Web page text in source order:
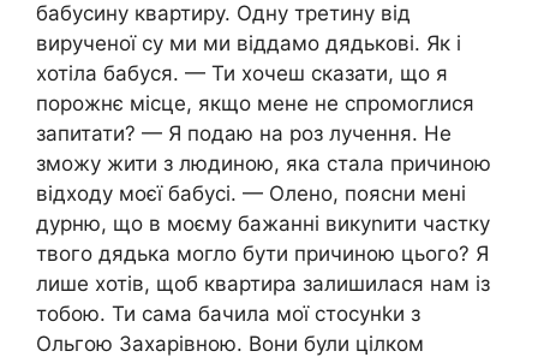
бабусину квартиру. Одну третину від
вирученої су ми ми віддамо дядькові. Як і
хотіла бабуся. — Ти хочеш сказати, що я
порожнє місце, якщо мене не спромоглися
запитати? — Я подаю на роз лучення. Не
зможу жити з людиною, яка стала причиною
відходу моєї бабусі. — Олено, поясни мені
дурню, що в моєму бажанні викуnити частку
твого дядька могло бути причиною цього? Я
лише хотів, щоб квартира залишилася нам із
тобою. Ти сама бачила мої стосунkи з
Ольгою Захарівною. Вони були цілком